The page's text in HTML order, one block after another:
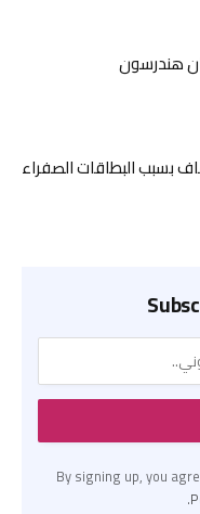
هندرسون
بسبب البطاقات الصفراء